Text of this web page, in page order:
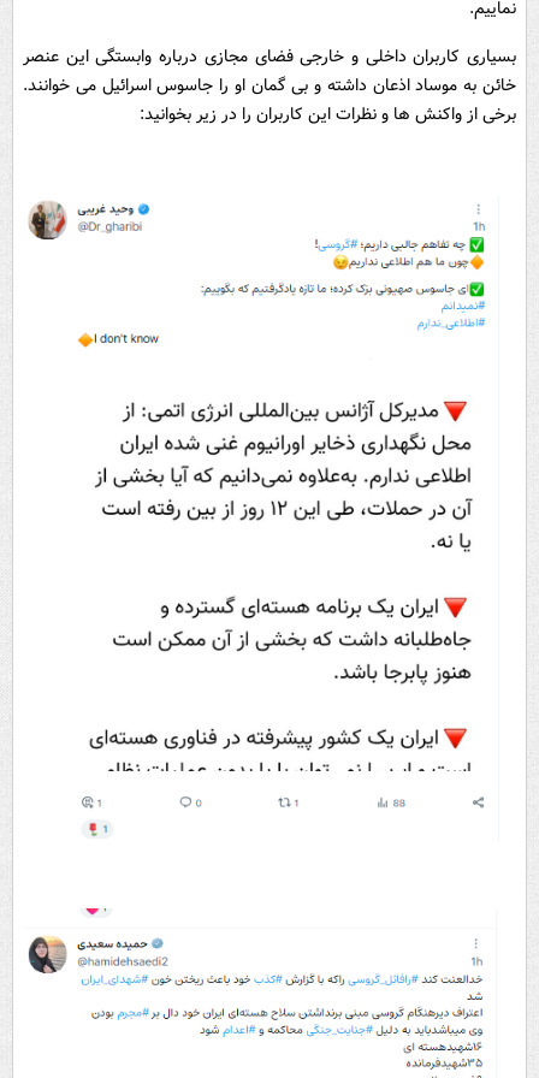
نماییم.
بسیاری کاربران داخلی و خارجی فضای مجازی درباره وابستگی این عنصر
خائن به موساد اذعان داشته و بی گمان او را جاسوس اسرائیل می خوانند.
برخی از واکنش ها و نظرات این کاربران را در زیر بخوانید: